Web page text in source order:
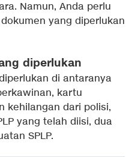
Namun, Anda perlu
yang diperlukan
diperlukan
di antaranya
kartu
kehilangan dari polisi,
yang telah diisi, dua
SPLP.